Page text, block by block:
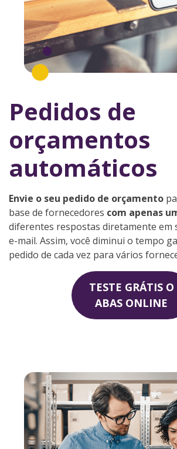
Pedidos de
orçamentos
automáticos
Envie o seu pedido de orçamento
base de fornecedores com apenas
diferentes respostas diretamente em
e-mail. Assim, você diminui o tempo
pedido de cada vez para vários
TESTE GRÁTIS O
ABAS ONLINE